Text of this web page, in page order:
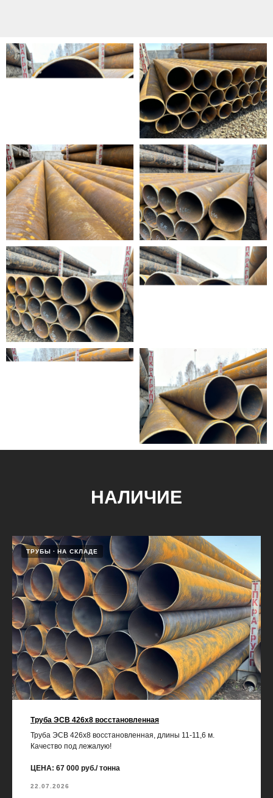
НАЛИЧИЕ
ТРУБЫ НА СКЛАДЕ
Труба ЭСВ 426х8 восстановленная
Труба ЭСВ 426х8 восстановленная, длины 11-11,6 м.
Качество под лежалую!
ЦЕНА: 67 000 руб./ тонна
22.07.2026